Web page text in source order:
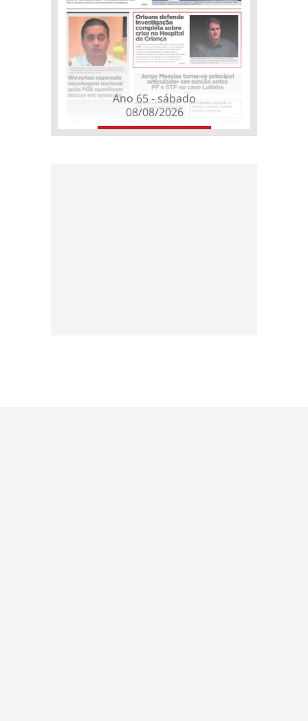
Ano 65 - sábado
08/08/2026